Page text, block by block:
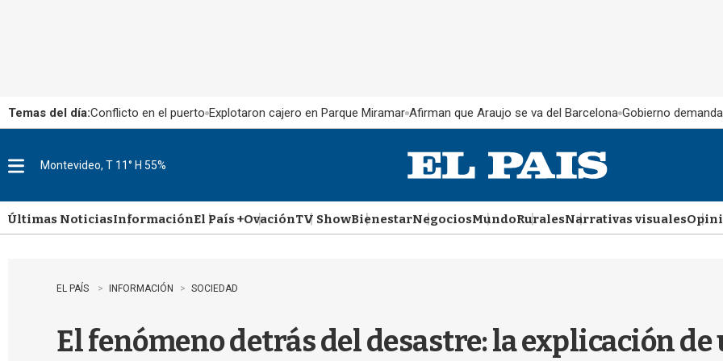
Temas del día:Conflicto en el puerto Explotaron cajero en Parque Miramar Afirman que Araujo se va del Barcelona Gobierno
u
Montevideo, T 11° H 55%
Últimas NoticiasInformaciónEl País +OvaciónTV ShowBienestarNegociosMundoRuralesNarrativas visuales
EL PAÍS INFORMACIÓN SOCIEDAD
El fenómeno detrás del desastre: la explicación